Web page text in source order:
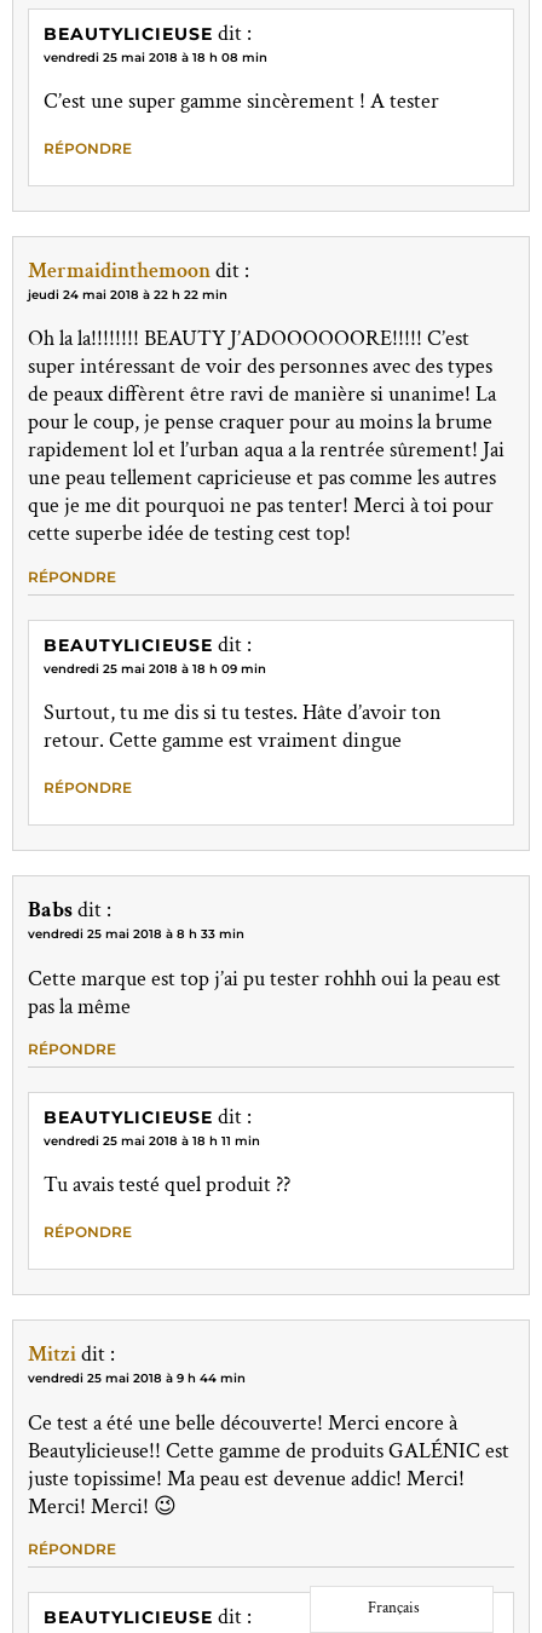
BEAUTYLICIEUSE dit :
vendredi 25 mai 2018 à 18 h 08 min
C’est une super gamme sincèrement ! A tester
RÉPONDRE
Mermaidinthemoondit :
jeudi 24 mai 2018 à 22 h 22 min
Oh la la!!!!!!!! BEAUTY J’ADOOOOOORE!!!!! C’est
super intéressant de voir des personnes avec des types
de peaux diffèrent être ravi de manière si unanime! La
pour le coup, je pense craquer pour au moins la brume
rapidement lol et l’urban aqua a la rentrée sûrement! Jai
une peau tellement capricieuse et pas comme les autres
que je me dit pourquoi ne pas tenter! Merci à toi pour
cette superbe idée de testing cest top!
RÉPONDRE
BEAUTYLICIEUSE dit :
vendredi 25 mai 2018 à 18 h 09 min
Surtout, tu me dis si tu testes. Hâte d’avoir ton
retour. Cette gamme est vraiment dingue
RÉPONDRE
Babsdit :
vendredi 25 mai 2018 à 8 h 33 min
Cette marque est top j’ai pu tester rohhh oui la peau est
pas la même
RÉPONDRE
BEAUTYLICIEUSE dit :
vendredi 25 mai 2018 à 18 h 11 min
Tu avais testé quel produit ??
RÉPONDRE
Mitzidit :
vendredi 25 mai 2018 à 9 h 44 min
Ce test a été une belle découverte! Merci encore à
Beautylicieuse!! Cette gamme de produits GALÉNIC est
juste topissime! Ma peau est devenue addic! Merci!
Merci! Merci! 😉
RÉPONDRE
BEAUTYLICIEUSE dit : Français